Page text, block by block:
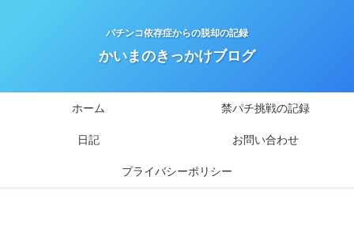
パチンコ依存症からの脱却の記録
かいまのきっかけブログ
ホーム 禁パチ挑戦の記録
日記 お問い合わせ
プライバシーポリシー